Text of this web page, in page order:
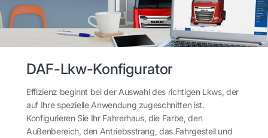
DAF-Lkw-Konfigurator
Effizienz beginnt bei der Auswahl des richtigen Lkws, der
auf Ihre spezielle Anwendung zugeschnitten ist.
Konfigurieren Sie Ihr Fahrerhaus, die Farbe, den
Außenbereich, den Antriebsstrang, das Fahrgestell und